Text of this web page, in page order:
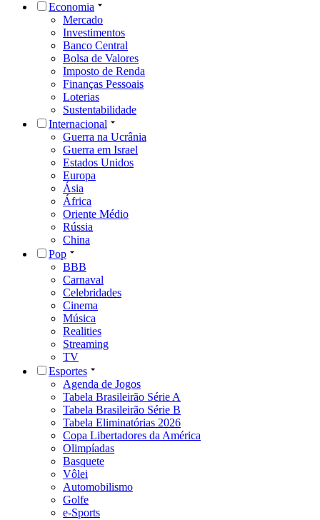
Economia
Mercado
Investimentos
Banco Central
Bolsa de Valores
Imposto de Renda
Finanças Pessoais
Loterias
Sustentabilidade
Internacional
Guerra na Ucrânia
Guerra em Israel
Estados Unidos
Europa
Ásia
África
Oriente Médio
Rússia
China
Pop
BBB
Carnaval
Celebridades
Cinema
Música
Realities
Streaming
TV
Esportes
Agenda de Jogos
Tabela Brasileirão Série A
Tabela Brasileirão Série B
Tabela Eliminatórias 2026
Copa Libertadores da América
Olimpíadas
Basquete
Vôlei
Automobilismo
Golfe
e-Sports